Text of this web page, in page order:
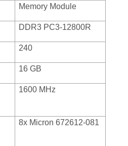
Memory Module
DDR3 PC3-12800R
240
16 GB
1600 MHz
8x Micron 672612-081